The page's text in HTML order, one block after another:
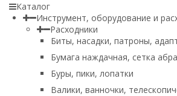
Каталог
Инструмент, оборудование и
Расходники
Биты, насадки, патроны,
Бумага наждачная, сетка
Буры, пики, лопатки
Валики, ванночки,